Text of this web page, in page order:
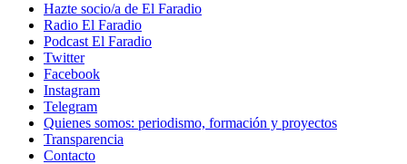
Hazte socio/a de El Faradio
Radio El Faradio
Podcast El Faradio
Twitter
Facebook
Instagram
Telegram
Quienes somos: periodismo, formación y proyectos
Transparencia
Contacto